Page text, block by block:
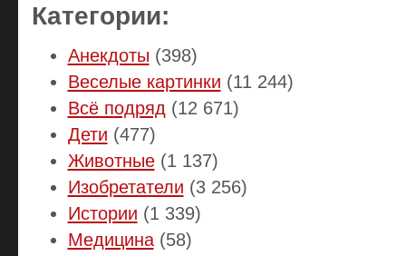
Категории:
Анекдоты (398)
Веселые картинки (11 244)
Всё подряд (12 671)
Дети (477)
Животные(1 137)
Изобретатели (3 256)
Истории (1 339)
Медицина(58)